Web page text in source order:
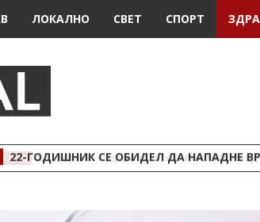
ЛОКАЛНО СВЕТ СПОРТ
22-ГОДИШНИК СЕ ОБИДЕЛ ДА НАПАДНЕ